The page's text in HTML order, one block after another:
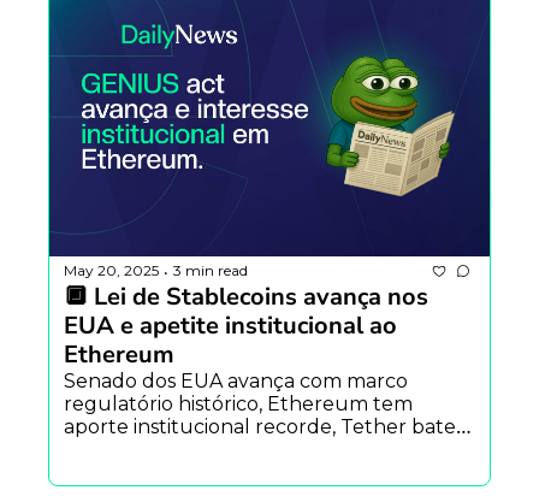
May 20, 2025 • 3 min read
🔲 Lei de Stablecoins avança nos
EUA e apetite institucional ao
Ethereum
Senado dos EUA avança com marco
regulatório histórico, Ethereum tem
aporte institucional recorde, Tether bate a